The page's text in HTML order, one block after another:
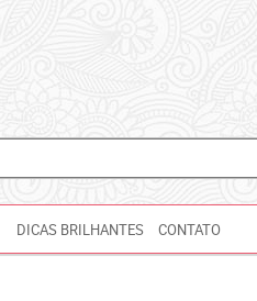
DICAS BRILHANTES CONTATO